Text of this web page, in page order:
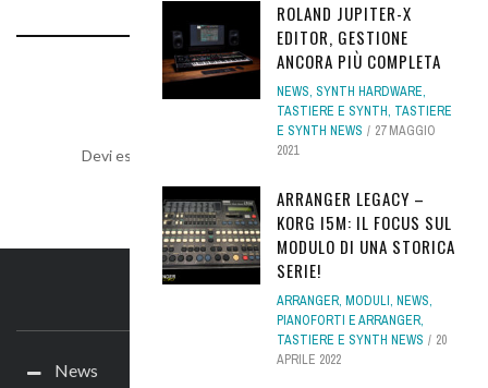
LEAVE A REPLY
Devi essere per inviare un commento.
ROLAND JUPITER-X
EDITOR, GESTIONE
ANCORA PIÙ COMPLETA
NEWS, SYNTH HARDWARE,
TASTIERE E SYNTH, TASTIERE
E SYNTH NEWS
27 MAGGIO
2021
ARRANGER LEGACY –
KORG I5M: IL FOCUS SUL
MODULO DI UNA STORICA
SERIE!
ARRANGER, MODULI, NEWS,
PIANOFORTI E ARRANGER,
TASTIERE E SYNTH NEWS
20
APRILE 2022
IL SITO
News